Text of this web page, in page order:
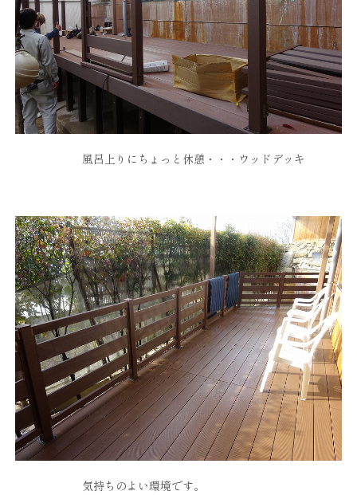
風呂上りにちょっと休憩・・・ウッドデッキ
気持ちのよい環境です。